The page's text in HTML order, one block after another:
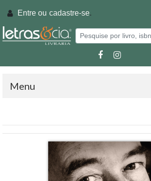
Entre ou cadastre-se.
Menu